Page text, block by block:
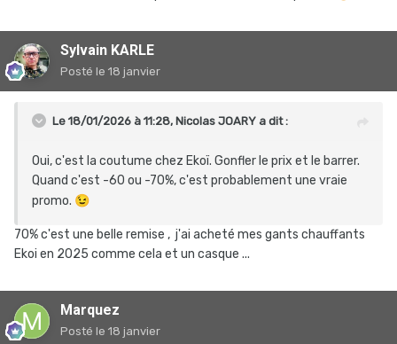
Sylvain KARLE
Posté le 18 janvier
Le 18/01/2026 à 11:28, Nicolas JOARY a dit :
Oui, c'est la coutume chez Ekoï. Gonfler le prix et le barrer.
Quand c'est -60 ou -70%, c'est probablement une vraie
promo. 😉
70% c'est une belle remise , j'ai acheté mes gants chauffants
Ekoi en 2025 comme cela et un casque ...
Marquez
Posté le 18 janvier